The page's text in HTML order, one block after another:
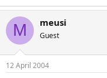
M meusi
Guest
12 April 2004